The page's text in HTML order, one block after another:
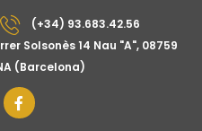
(+34) 93.683.42.56
Solsonès 14 Nau "A", 08759
(Barcelona)